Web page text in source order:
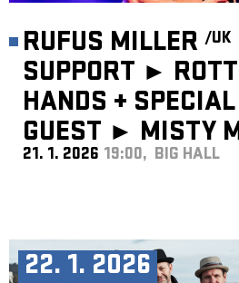
RUFUS MILLER /UK
SUPPORT ►
HANDS + SPECIAL
GUEST ► MISTY
/UK
21. 1. 2026 19:00, BIG HALL
22. 1. 2026